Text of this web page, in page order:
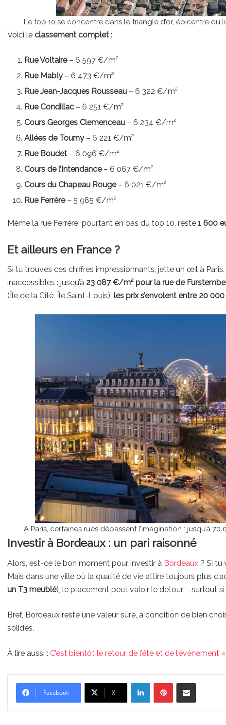
Le top 10 se concentre dans le triangle d’or, épicentre
Voici le classement complet :
Rue Voltaire– 6 597 €/m²
Rue Mably– 6 473 €/m²
Rue Jean-Jacques Rousseau – 6 322 €/m²
Rue Condillac – 6 251 €/m²
Cours Georges Clemenceau – 6 234 €/m²
Allées de Tourny– 6 221 €/m²
Rue Boudet – 6 096 €/m²
Cours de l’Intendance– 6 067 €/m²
Cours du Chapeau Rouge– 6 021 €/m²
Rue Ferrère– 5 985 €/m²
Même la rue Ferrère, pourtant en bas du top 10, reste 1 600
Et ailleurs en France ?
Si tu trouves ces chiffres impressionnants, jette un œil à
inaccessibles : jusqu’à 23 087 €/m² pour la rue de
(Île de la Cité, Île Saint-Louis), les prix s’envolent entre 20
À Paris, certaines rues dépassent l’imagination : jusqu’à
Investir à Bordeaux : un pari raisonné
Alors, est-ce le bon moment pour investir à Bordeaux ? Si tu
Mais dans une ville où la qualité de vie attire toujours plus
un T3 meublé), le placement peut valoir le détour – surtout
Bref, Bordeaux reste une valeur sûre, à condition de bien
solides.
À lire aussi : C’est bientôt le retour de l’été et de l’événement
Facebook X
LinkedinPinterestPartager par email